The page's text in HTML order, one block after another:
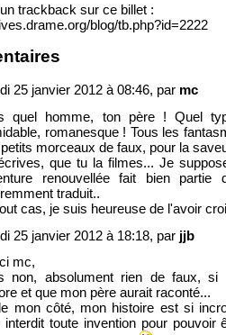
trackback sur ce billet :
blog/tb.php?id=2222
25 janvier 2012 à 08:46, par mc
quel homme, ton père ! Quel
romanesque ! Tous les
morceaux de faux, pour la
que tu la filmes... Je
renouvellée fait bien
traduit..
cas, je suis heureuse de l'avoir
25 janvier 2012 à 18:18, par jjb
mc,
non, absolument rien de faux,
et que mon père aurait raconté...
mon côté, mon histoire est si
interdit toute invention pour pouvoir